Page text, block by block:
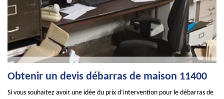
Obtenir un devis débarras de maison 11400
Si vous souhaitez avoir une idée du prix d’intervention pour le débarras de